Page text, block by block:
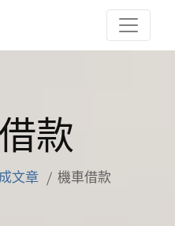
款
文章 機車借款